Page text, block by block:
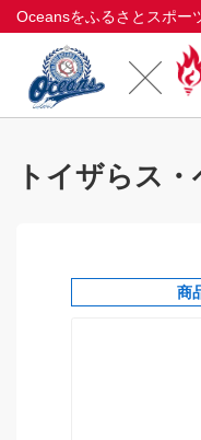
Oceansをふるさとスポー
トイザらス
商